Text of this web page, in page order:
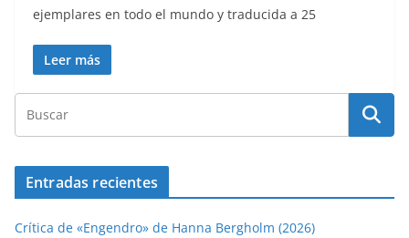
ejemplares en todo el mundo y traducida a 25
Leer más
Entradas recientes
Crítica de «Engendro» de Hanna Bergholm (2026)